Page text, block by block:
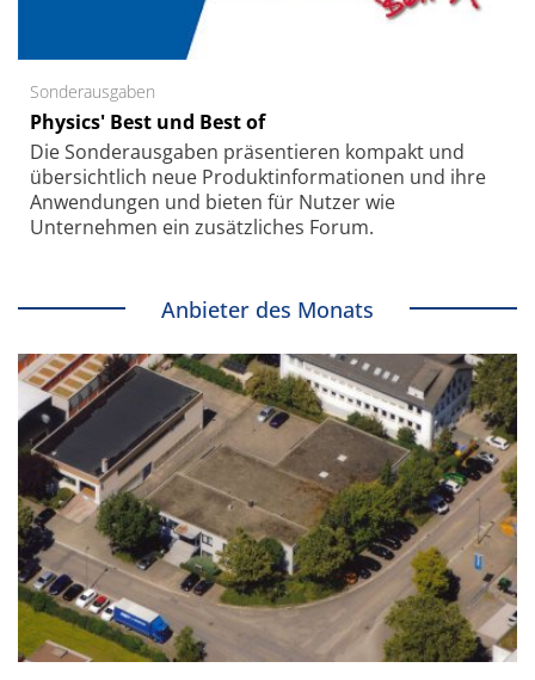
Sonderausgaben
Physics' Best und Best of
Die Sonder­ausgaben präsentieren kompakt und
übersichtlich neue Produkt­informationen und ihre
Anwendungen und bieten für Nutzer wie
Unternehmen ein zusätzliches Forum.
Anbieter des Monats